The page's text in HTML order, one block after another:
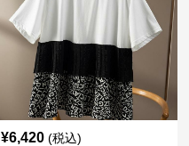
¥6,420 (税込)